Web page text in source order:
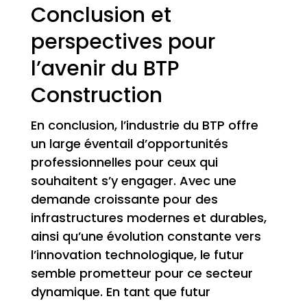
Conclusion et
perspectives pour
l’avenir du BTP
Construction
En conclusion, l’industrie du BTP offre
un large éventail d’opportunités
professionnelles pour ceux qui
souhaitent s’y engager. Avec une
demande croissante pour des
infrastructures modernes et durables,
ainsi qu’une évolution constante vers
l’innovation technologique, le futur
semble prometteur pour ce secteur
dynamique. En tant que futur